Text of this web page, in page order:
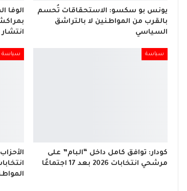
يونس بو سكسو: الاستحقاقات تُحسم
بالقرب من المواطنين لا بالتراشق
السياسي
الوفا
سياسة
كودار: توافق كامل داخل “البام” على
مرشحي انتخابات 2026 بعد 17 اجتماعًا
سياسة